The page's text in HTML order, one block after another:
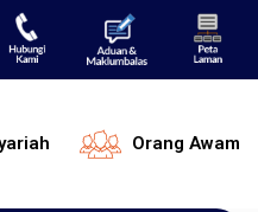
Orang Awam